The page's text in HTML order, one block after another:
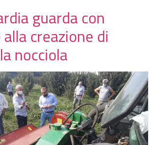
guarda con
creazione di
nocciola